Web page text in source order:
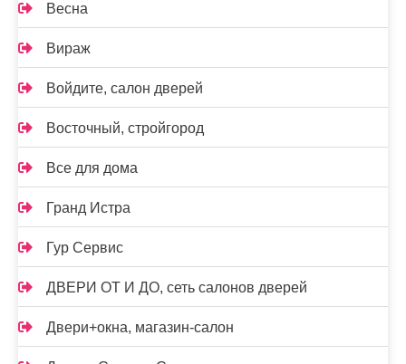
Весна
Вираж
Войдите, салон дверей
Восточный, стройгород
Все для дома
Гранд Истра
Гур Сервис
ДВЕРИ ОТ И ДО, сеть салонов дверей
Двери+окна, магазин-салон